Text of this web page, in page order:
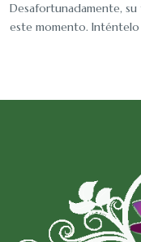
Desafortunadamente,
este momento.